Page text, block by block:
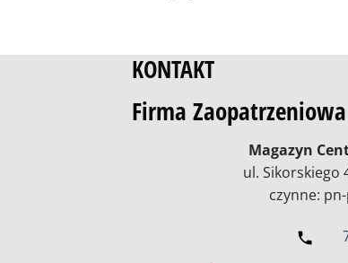
KONTAKT
Firma
Magazyn
ul. Sikorskiego
czynne:
76